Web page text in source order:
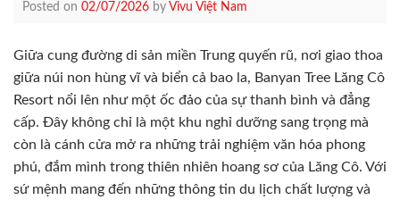
Posted on 02/07/2026 by Vivu Việt Nam
Giữa cung đường di sản miền Trung quyến rũ, nơi giao thoa
giữa núi non hùng vĩ và biển cả bao la, Banyan Tree Lăng Cô
Resort nổi lên như một ốc đảo của sự thanh bình và đẳng
cấp. Đây không chỉ là một khu nghỉ dưỡng sang trọng mà
còn là cánh cửa mở ra những trải nghiệm văn hóa phong
phú, đắm mình trong thiên nhiên hoang sơ của Lăng Cô. Với
sứ mệnh mang đến những thông tin du lịch chất lượng và